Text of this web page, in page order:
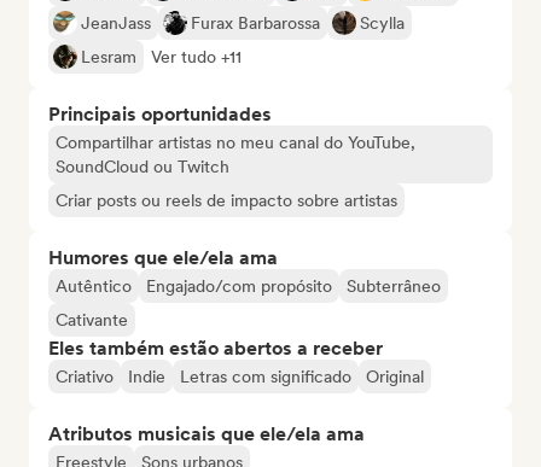
JeanJass
Furax Barbarossa
Scylla
Lesram
Ver tudo +11
Principais oportunidades
Compartilhar artistas no meu canal do YouTube,
SoundCloud ou Twitch
Criar posts ou reels de impacto sobre artistas
Humores que ele/ela ama
Autêntico Engajado/com propósito
Subterrâneo
Cativante
Eles também estão abertos a receber
Criativo Indie Letras com significado Original
Atributos musicais que ele/ela ama
Freestyle Sons urbanos